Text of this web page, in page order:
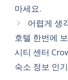
마세요.
어렵게 생
호텔 한번에
시티 센터
숙소 정보 인